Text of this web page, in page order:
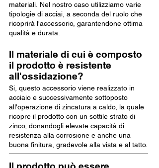
materiali. Nel nostro caso utilizziamo varie
tipologie di acciai, a seconda del ruolo che
ricoprirà l'accessorio, garantendone ottima
qualità e durata.
Il materiale di cui è composto
il prodotto è resistente
all'ossidazione?
Si, questo accessorio viene realizzato in
acciaio e successivamente sottoposto
all'operazione di zincatura a caldo, la quale
ricopre il prodotto con un sottile strato di
zinco, donandogli elevate capacità di
resistenza alla corrosione e anche una
buona finitura, gradevole alla vista e al tatto.